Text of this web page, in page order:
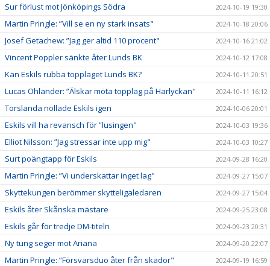
Sur förlust mot Jönköpings Södra 2024-10-19 19:30
Martin Pringle: ”Vill se en ny stark insats" 2024-10-18 20:06
Josef Getachew: ”Jag ger altid 110 procent" 2024-10-16 21:02
Vincent Poppler sänkte åter Lunds BK 2024-10-12 17:08
Kan Eskils rubba topplaget Lunds BK? 2024-10-11 20:51
Lucas Ohlander: ”Älskar möta topplag på Harlyckan" 2024-10-11 16:12
Torslanda nollade Eskils igen 2024-10-06 20:01
Eskils vill ha revansch för ”lusingen" 2024-10-03 19:36
Elliot Nilsson: ”Jag stressar inte upp mig" 2024-10-03 10:27
Surt poängtapp för Eskils 2024-09-28 16:20
Martin Pringle: ”Vi underskattar inget lag" 2024-09-27 15:07
Skyttekungen berömmer skytteligaledaren 2024-09-27 15:04
Eskils åter Skånska mästare 2024-09-25 23:08
Eskils går för tredje DM-titeln 2024-09-23 20:31
Ny tung seger mot Ariana 2024-09-20 22:07
Martin Pringle: ”Försvarsduo åter från skador" 2024-09-19 16:59